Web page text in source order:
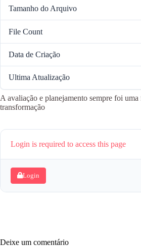
Tamanho do Arquivo
File Count
Data de Criação
Ultima Atualização
A avaliação e planejamento sempre foi uma
transformação
Login is required to access this page
Login
Deixe um comentário